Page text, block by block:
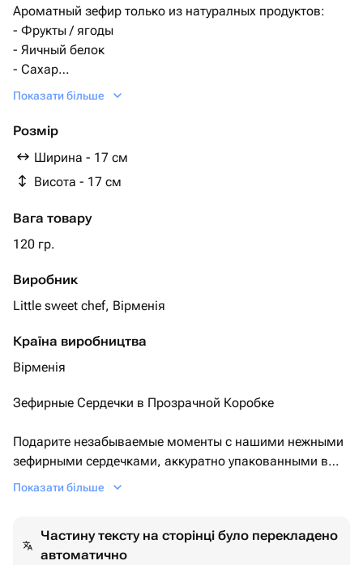
Ароматный зефир только из натуралных продуктов:
- Фрукты / ягоды
- Яичный белок
- Сахар
- Агар-агар
Показати більше
Розмір
Ширина - 17 см
Висота - 17 см
Вага товару
120 гр.
Виробник
Little sweet chef, Вірменія
Країна виробництва
Вірменія
Зефирные Сердечки в Прозрачной Коробке
Подарите незабываемые моменты с нашими нежными
зефирными сердечками, аккуратно упакованными в
прозрачную коробку. Эти изысканные сладости с
юбилеи или другие важные события.
Показати більше
Частину тексту на сторінці було перекладено
автоматично